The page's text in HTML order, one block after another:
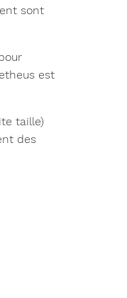
sont
est
taille)
des